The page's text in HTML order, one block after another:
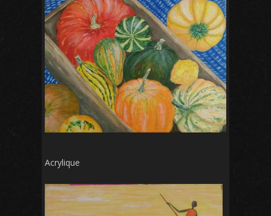
Acrylique